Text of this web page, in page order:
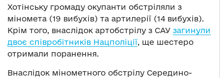
Хотінську громаду окупанти обстріляли з
міномета (19 вибухів) та артилерії (14 вибухів).
Крім того, внаслідок артобстрілу з САУ загинули
двоє співробітників Нацполіції, ще шестеро
отримали поранення.
Внаслідок мінометного обстрілу Середино-